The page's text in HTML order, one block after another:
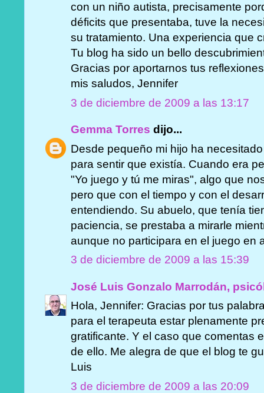
con un niño autista, precisamente
déficits que presentaba, tuve la
su tratamiento. Una experiencia que
Tu blog ha sido un bello
Gracias por aportarnos tus
mis saludos, Jennifer
3 de diciembre de 2009 a las 13:17
Gemma Torres dijo...
Desde pequeño mi hijo ha
para sentir que existía. Cuando era
"Yo juego y tú me miras", algo que
pero que con el tiempo y con el
entendiendo. Su abuelo, que tenía
paciencia, se prestaba a mirarle
aunque no participara en el juego en
3 de diciembre de 2009 a las 15:39
José Luis Gonzalo Marrodán,
Hola, Jennifer: Gracias por tus
para el terapeuta estar plenamente
gratificante. Y el caso que comentas
de ello. Me alegra de que el blog te
Luis
3 de diciembre de 2009 a las 20:09